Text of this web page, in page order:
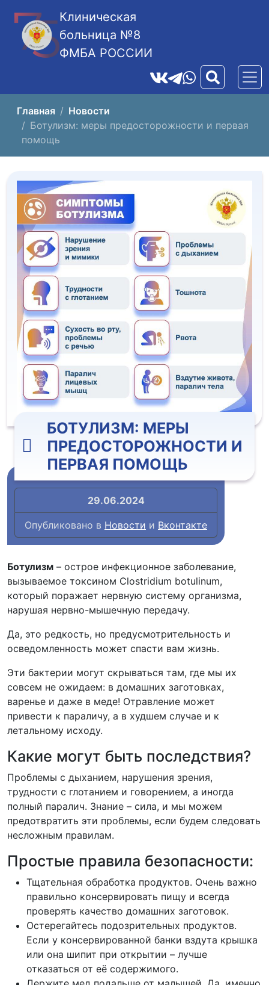
Клиническая
больница №8
ФМБА РОССИИ
Главная
Новости
Ботулизм: меры предосторожности и первая
помощь
БОТУЛИЗМ: МЕРЫ
ПРЕДОСТОРОЖНОСТИ И
ПЕРВАЯ ПОМОЩЬ
29.06.2024
Опубликовано в Новости и Вконтакте
Ботулизм – острое инфекционное заболевание,
вызываемое токсином Clostridium botulinum,
который поражает нервную систему организма,
нарушая нервно-мышечную передачу.
Да, это редкость, но предусмотрительность и
осведомленность может спасти вам жизнь.
Эти бактерии могут скрываться там, где мы их
совсем не ожидаем: в домашних заготовках,
варенье и даже в меде! Отравление может
привести к параличу, а в худшем случае и к
летальному исходу.
Какие могут быть последствия?
Проблемы с дыханием, нарушения зрения,
трудности с глотанием и говорением, а иногда
полный паралич. Знание – сила, и мы можем
предотвратить эти проблемы, если будем следовать
несложным правилам.
Простые правила безопасности:
️Тщательная обработка продуктов. Очень важно
правильно консервировать пищу и всегда
проверять качество домашних заготовок.
️Остерегайтесь подозрительных продуктов.
Если у консервированной банки вздута крышка
или она шипит при открытии – лучше
отказаться от её содержимого.